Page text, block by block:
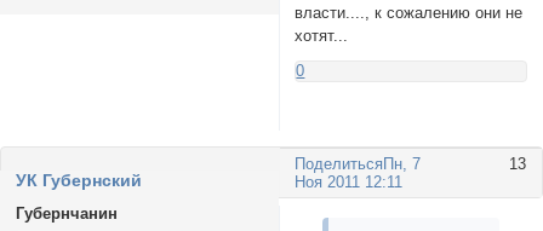
власти...., к сожалению они не
хотят...
0
Поделиться 13
Пн, 7
Ноя 2011 12:11
УК Губернский
Губернчанин